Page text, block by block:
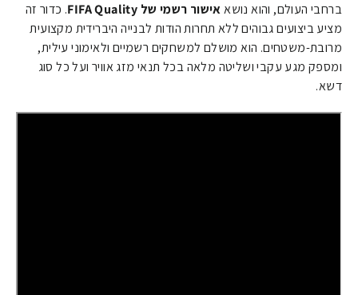
ברחבי העולם, והוא נושאאישור רשמי של FIFA Quality
. כדור זה
מציע ביצועים גבוהים ללא תחרות הודות לבנייה היברידית מקצועית
מרובת-משטחים. הוא מושלם למשחקים רשמיים ולאימוני עילית,
ומספק מגע עקבי ושליטה מלאה בכל תנאי מזג אוויר ועל כל סוג
דשא.